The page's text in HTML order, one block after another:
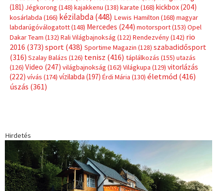
(181) Jégkorong (148) kajakkenu (138) karate (168) kickbox(204)
kosárlabda (166) kézilabda(448) Lewis Hamilton (168) magyar
labdarúgóválogatott(148) Mercedes (244) motorsport(153) Opel
Dakar Team (132) Rali Világbajnokság (122) Rendezvény(142) rio
2016 (373) sport(438) Sportime Magazin (128) szabadidősport
(316) Szalay Balázs (126) tenisz (416) táplálkozás (155) utazás
(126) Video (247) világbajnokság (162) Világkupa (129) vitorlázás
(222) vívás (174) vízilabda (197) Érdi Mária (130) életmód(416)
úszás (361)
Hirdetés